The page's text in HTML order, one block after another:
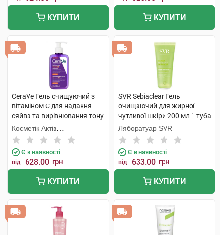
КУПИТИ КУПИТИ
CeraVe Гель очищуючий з
вітаміном С для надання
сяйва та вирівнювання тону
шкіри обличчя 236 шт 1
флакон
Косметік Актів
Інтернаціональ
Є в наявності
від 628.00 грн
КУПИТИ
SVR Sebiaclear Гель
очищаючий для жирної
чутливої шкіри 200 мл 1 туба
Ляборатуар SVR
Є в наявності
від 633.00 грн
КУПИТИ